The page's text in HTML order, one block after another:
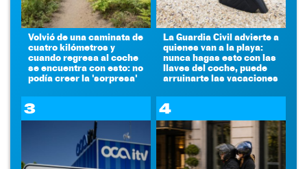
Volvió de una caminata de
cuatro kilómetros y
cuando regresa al coche
se encuentra con esto: no
podía creer la 'sorpresa'
La Guardia Civil advierte a
quienes van a la playa:
nunca hagas esto con las
llaves del coche, puede
arruinarte las vacaciones
3 4